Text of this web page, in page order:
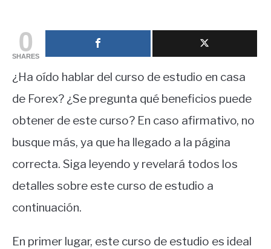
LA INVERSIÓN
PAMM
in
financiera
0
SHARES
¿Ha oído hablar del curso de estudio en casa
de Forex? ¿Se pregunta qué beneficios puede
obtener de este curso? En caso afirmativo, no
busque más, ya que ha llegado a la página
correcta. Siga leyendo y revelará todos los
detalles sobre este curso de estudio a
continuación.
En primer lugar, este curso de estudio es ideal